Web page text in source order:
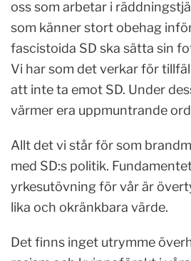
oss som arbetar i
som känner stort obehag
fascistoida SD ska sätta sin
Vi har som det verkar för
att inte ta emot SD. Under
värmer era uppmuntrande
Allt det vi står för som
med SD:s politik.
yrkesutövning för vår är
lika och okränkbara värde.
Det finns inget utrymme